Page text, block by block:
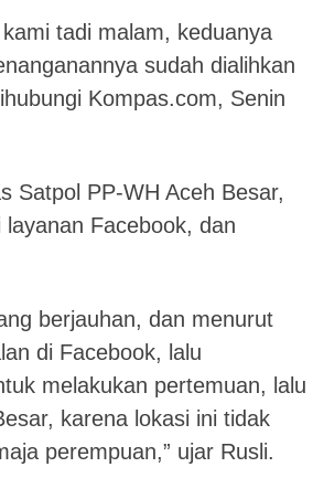
tadi malam, keduanya
sudah dialihkan
Kompas.com, Senin
Satpol PP-WH Aceh Besar,
Facebook, dan
berjauhan, dan menurut
di Facebook, lalu
melakukan pertemuan, lalu
karena lokasi ini tidak
perempuan,” ujar Rusli.